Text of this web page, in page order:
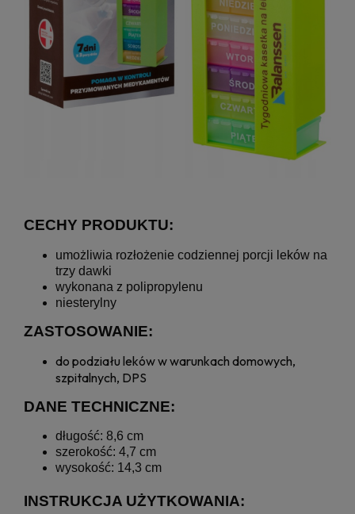
CECHY PRODUKTU:
umożliwia rozłożenie codziennej porcji leków na
trzy dawki
wykonana z polipropylenu
niesterylny
ZASTOSOWANIE:
do podziału leków w warunkach domowych,
szpitalnych, DPS
DANE TECHNICZNE:
długość: 8,6 cm
szerokość: 4,7 cm
wysokość: 14,3 cm
INSTRUKCJA UŻYTKOWANIA: